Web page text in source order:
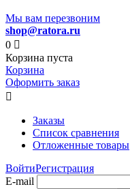
Мы вам перезвоним
shop@ratora.ru
0 
Корзина пуста
Корзина
Оформить заказ

Заказы
Список сравнения
Отложенные товары
ВойтиРегистрация
E-mail